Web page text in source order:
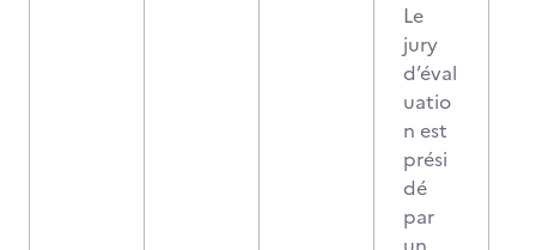
Le
jury
d’éval
uatio
n est
prési
dé
par